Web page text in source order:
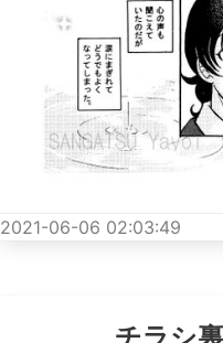
2021-06-06 02:03:49